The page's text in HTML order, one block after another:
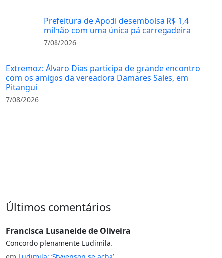
Prefeitura de Apodi desembolsa R$ 1,4
milhão com uma única pá carregadeira
7/08/2026
Extremoz: Álvaro Dias participa de grande encontro
com os amigos da vereadora Damares Sales, em
Pitangui
7/08/2026
Últimos comentários
Francisca Lusaneide de Oliveira
Concordo plenamente Ludimila.